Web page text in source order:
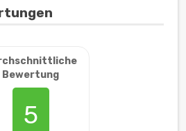
Bewertung
5